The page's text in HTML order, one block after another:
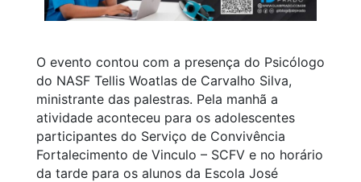
O evento contou com a presença do Psicólogo
do NASF Tellis Woatlas de Carvalho Silva,
ministrante das palestras. Pela manhã a
atividade aconteceu para os adolescentes
participantes do Serviço de Convivência
Fortalecimento de Vinculo – SCFV e no horário
da tarde para os alunos da Escola José